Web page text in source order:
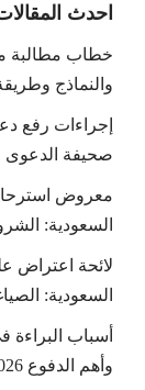
احدث
خطاب مطالبة
والنماذج
إجراءات رفع
صحيفة الدعوى
معروض
السعودية:
لائحة
السعودية:
أسباب البراءة
وأهم الدفوع 2026